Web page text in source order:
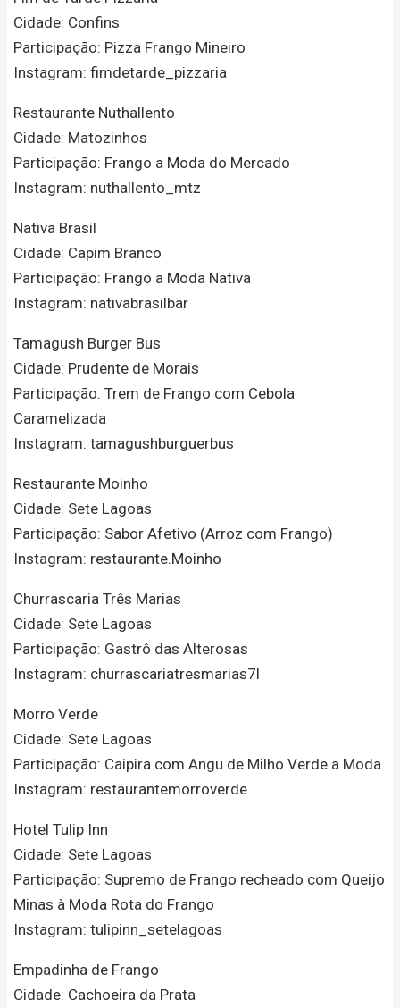
Cidade: Confins
Participação: Pizza Frango Mineiro
Instagram: fimdetarde_pizzaria
Restaurante Nuthallento
Cidade: Matozinhos
Participação: Frango a Moda do Mercado
Instagram: nuthallento_mtz
Nativa Brasil
Cidade: Capim Branco
Participação: Frango a Moda Nativa
Instagram: nativabrasilbar
Tamagush Burger Bus
Cidade: Prudente de Morais
Participação: Trem de Frango com Cebola
Caramelizada
Instagram: tamagushburguerbus
Restaurante Moinho
Cidade: Sete Lagoas
Participação: Sabor Afetivo (Arroz com Frango)
Instagram: restaurante.Moinho
Churrascaria Três Marias
Cidade: Sete Lagoas
Participação: Gastrô das Alterosas
Instagram: churrascariatresmarias7l
Morro Verde
Cidade: Sete Lagoas
Participação: Caipira com Angu de Milho Verde a Moda
Instagram: restaurantemorroverde
Hotel Tulip Inn
Cidade: Sete Lagoas
Participação: Supremo de Frango recheado com Queijo
Minas à Moda Rota do Frango
Instagram: tulipinn_setelagoas
Empadinha de Frango
Cidade: Cachoeira da Prata